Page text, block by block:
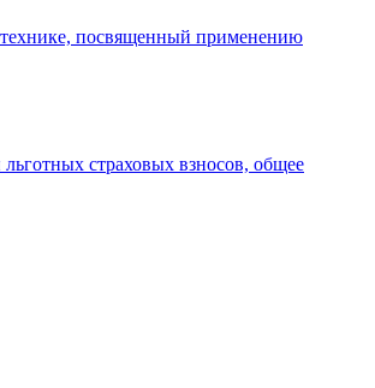
посвященный применению
страховых взносов, общее